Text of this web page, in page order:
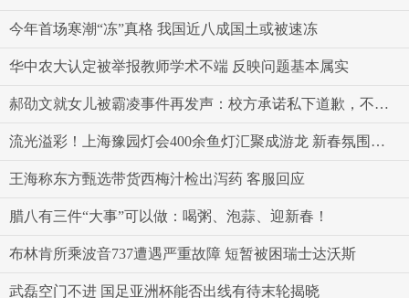
今年首场寒潮“冻”真格 我国近八成国土或被速冻
华中农大认定被举报教师学术不端 反映问题基本属实
郝劭文就女儿被霸凌事件再发声：校方承诺私下道歉，不会对此公开道歉
流光溢彩！上海豫园灯会400余鱼灯汇聚成游龙 新春氛围感拉满
王海称东方甄选带货西梅汁检出泻药 客服回应
腊八有三件“大事”可以做：喝粥、泡蒜、迎新春！
布林肯所乘波音737遭遇严重故障 短暂被困瑞士达沃斯
武磊空门不进 国足亚洲杯能否出线有待末轮揭晓